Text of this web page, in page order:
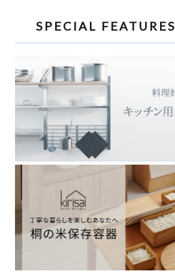
SPECIAL FEATURES